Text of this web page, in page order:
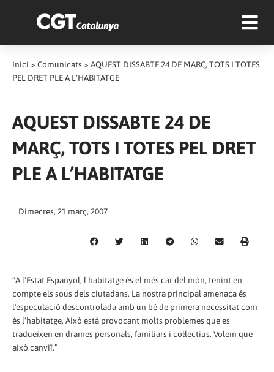
Inici > Comunicats > AQUEST DISSABTE 24 DE MARÇ, TOTS I TOTES
PEL DRET PLE A L’HABITATGE
AQUEST DISSABTE 24 DE
MARÇ, TOTS I TOTES PEL DRET
PLE A L’HABITATGE
Dimecres, 21 març, 2007
“A l'Estat Espanyol, l'habitatge és el més car del món, tenint en
compte els sous dels ciutadans. La nostra principal amenaça és
l'especulació descontrolada amb un bé de primera necessitat com
és l'habitatge. Això està provocant molts problemes que es
tradueïxen en drames personals, familiars i col·lectius. Volem que
això canviï.”